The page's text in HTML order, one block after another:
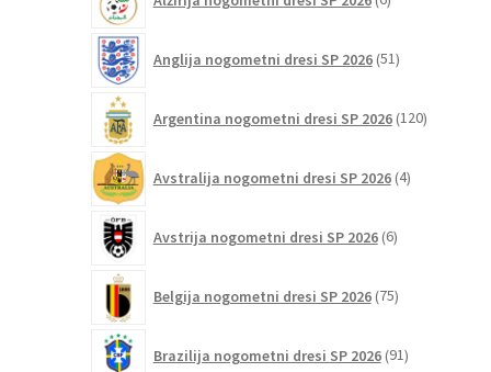
izberete
strani
izdelkov
Anglija nogometni dresi SP 2026 51izdelkov
Argentina nogometni dresi SP 2026 120izdelkov
Avstralija nogometni dresi SP 2026 4izdelki
Avstrija nogometni dresi SP 2026 6izdelkov
Belgija nogometni dresi SP 2026 75izdelkov
Brazilija nogometni dresi SP 2026 91izdelkov